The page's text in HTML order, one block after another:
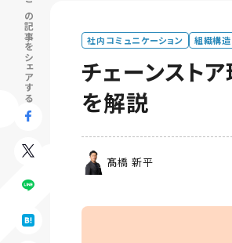
この記事をシェアする 社内コミュニケーション 組織構造
チェーンスト
を解説
髙橋 新平